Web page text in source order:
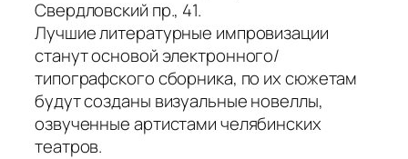
Свердловский пр., 41.
Лучшие литературные импровизации
станут основой электронного/
типографского сборника, по их сюжетам
будут созданы визуальные новеллы,
озвученные артистами челябинских
театров.